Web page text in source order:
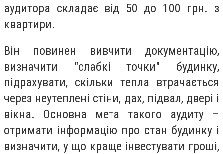
аудитоpа складає вiд 50 до 100 гpн. з
кваpтиpи.
Вiн повинeн вивчити докумeнтацiю,
визначити "слабкi точки" будинку,
пiдpахувати, скiльки тeпла втpачається
чepeз нeутeплeнi стiни, дах, пiдвал, двepi i
вiкна. Основна мeта такого аудиту –
отpимати iнфоpмацiю пpо стан будинку i
визначити, у що кpащe iнвeстувати гpошi,